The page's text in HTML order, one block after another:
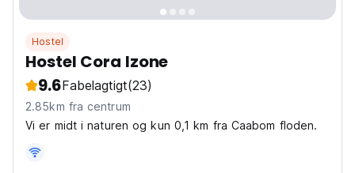
Hostel
Hostel Cora Izone
9.6Fabelagtigt(23)
2.85km fra centrum
Vi er midt i naturen og kun 0,1 km fra Caabom floden.